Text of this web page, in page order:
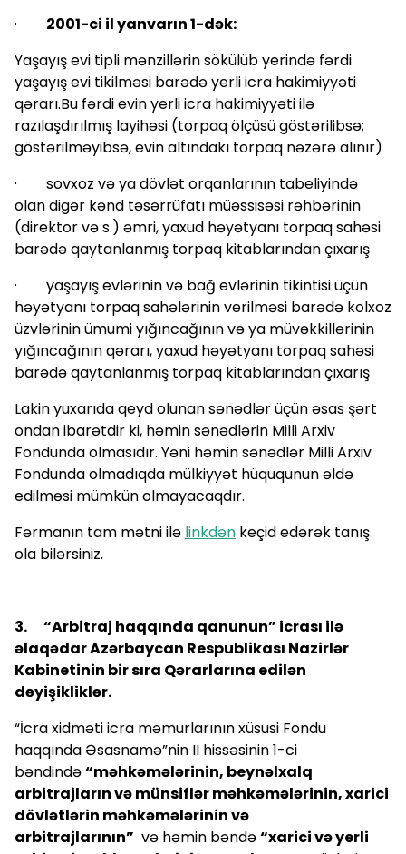
· 2001-ci il yanvarın 1-dək:
Yaşayış evi tipli mənzillərin sökülüb yerində fərdi
yaşayış evi tikilməsi barədə yerli icra hakimiyyəti
qərarı.Bu fərdi evin yerli icra hakimiyyəti ilə
razılaşdırılmış layihəsi (torpaq ölçüsü göstərilibsə;
göstərilməyibsə, evin altındakı torpaq nəzərə alınır)
· sovxoz və ya dövlət orqanlarının tabeliyində
olan digər kənd təsərrüfatı müəssisəsi rəhbərinin
(direktor və s.) əmri, yaxud həyətyanı torpaq sahəsi
barədə qaytanlanmış torpaq kitablarından çıxarış
· yaşayış evlərinin və bağ evlərinin tikintisi üçün
həyətyanı torpaq sahələrinin verilməsi barədə kolxoz
üzvlərinin ümumi yığıncağının və ya müvəkkillərinin
yığıncağının qərarı, yaxud həyətyanı torpaq sahəsi
barədə qaytanlanmış torpaq kitablarından çıxarış
Lakin yuxarıda qeyd olunan sənədlər üçün əsas şərt
ondan ibarətdir ki, həmin sənədlərin Milli Arxiv
Fondunda olmasıdır. Yəni həmin sənədlər Milli Arxiv
Fondunda olmadıqda mülkiyyət hüququnun əldə
edilməsi mümkün olmayacaqdır.
Fərmanın tam mətni ilə linkdən keçid edərək tanış
ola bilərsiniz.
3. “Arbitraj haqqında qanunun” icrası ilə
əlaqədar Azərbaycan Respublikası Nazirlər
Kabinetinin bir sıra Qərarlarına edilən
dəyişikliklər.
“İcra xidməti icra məmurlarının xüsusi Fondu
haqqında Əsasnamə”nin II hissəsinin 1-ci
bəndində“məhkəmələrinin, beynəlxalq
arbitrajların və münsiflər məhkəmələrinin, xarici
dövlətlərin məhkəmələrinin və
arbitrajlarının” və həmin bəndə“xarici və yerli